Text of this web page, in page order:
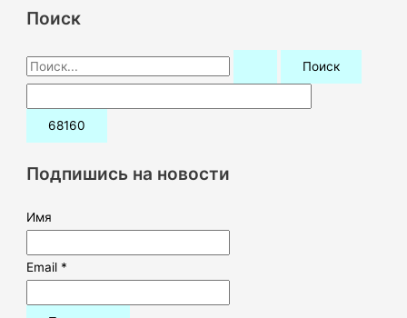
Поиск
П
о
и
:Подпишись на новости
Имя
Email *